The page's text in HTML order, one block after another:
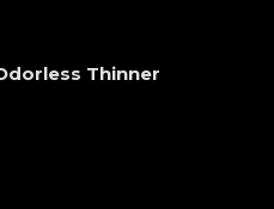
Thinner